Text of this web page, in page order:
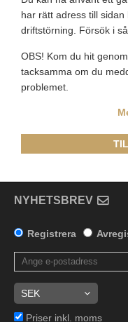
har rätt adress till
driftstörning. Försök i
OBS! Kom du hit
tacksamma om du
problemet.
NYHETSBREV
Registrera
Priser inkl. moms